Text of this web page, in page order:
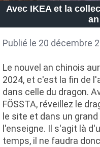
Avec IKEA et la
Publié le 20 décembre
Le nouvel an chinois
2024, et c'est la fin de
dans celle du dragon.
FÖSSTA, réveillez le
le site et dans un
l'enseigne. Il s'agit là
temps, il ne faudra